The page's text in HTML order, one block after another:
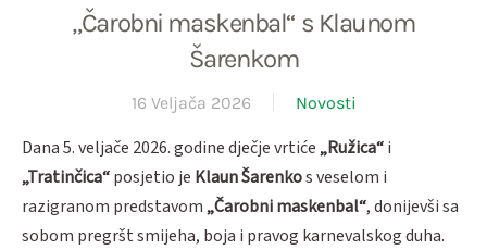
„Čarobni maskenbal“ s Klaunom
Šarenkom
16 Veljača 2026 Novosti
Dana 5. veljače 2026. godine dječje vrtiće „Ružica“i
„Tratinčica“posjetio je Klaun Šarenkos veselom i
razigranom predstavom „Čarobni maskenbal“, donijevši sa
sobom pregršt smijeha, boja i pravog karnevalskog duha.